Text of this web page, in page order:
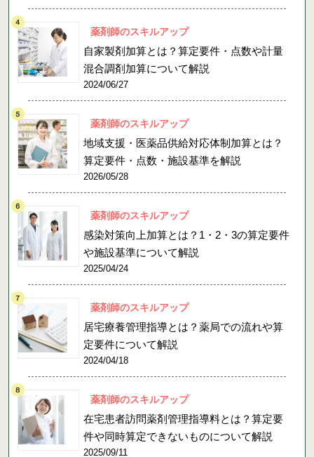
薬剤師のスキルアップ
自家製剤加算とは？算定要件・点数や計量
混合調剤加算について解説
2024/06/27
薬剤師のスキルアップ
地域支援・医薬品供給対応体制加算とは？
算定要件・点数・施設基準を解説
2026/05/28
薬剤師のスキルアップ
感染対策向上加算とは？1・2・3の算定要件
や施設基準について解説
2025/04/24
薬剤師のスキルアップ
居宅療養管理指導とは？薬局での流れや算
定要件について解説
2024/04/18
薬剤師のスキルアップ
在宅患者訪問薬剤管理指導料とは？算定要
件や同時算定できないものについて解説
2025/09/11